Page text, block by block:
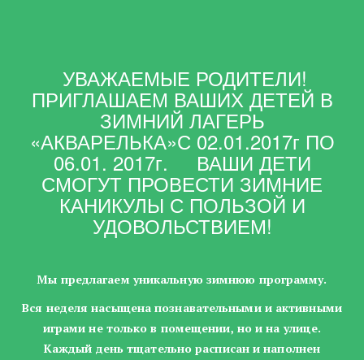
УВАЖАЕМЫЕ РОДИТЕЛИ!
ПРИГЛАШАЕМ ВАШИХ ДЕТЕЙ В
ЗИМНИЙ ЛАГЕРЬ
«АКВАРЕЛЬКА»С 02.01.2017г ПО
06.01. 2017г. ВАШИ ДЕТИ
СМОГУТ ПРОВЕСТИ ЗИМНИЕ
КАНИКУЛЫ С ПОЛЬЗОЙ И
УДОВОЛЬСТВИЕМ!
Мы предлагаем уникальную зимнюю программу.
Вся неделя насыщена познавательными и активными
играми не только в помещении, но и на улице.
Каждый день тщательно расписан и наполнен